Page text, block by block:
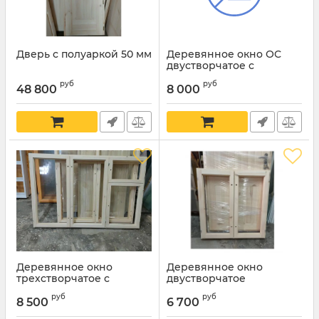
Дверь с полуаркой 50 мм
48 800 руб
Деревянное окно ОС
двустворчатое с
переплетом
Артикул: Ок 12-6
8 000 руб
Деревянное окно
трехстворчатое с
форточкой
Артикул: Ок 12-18
8 500 руб
Деревянное окно
двустворчатое
Ок 9-9
6 700 руб